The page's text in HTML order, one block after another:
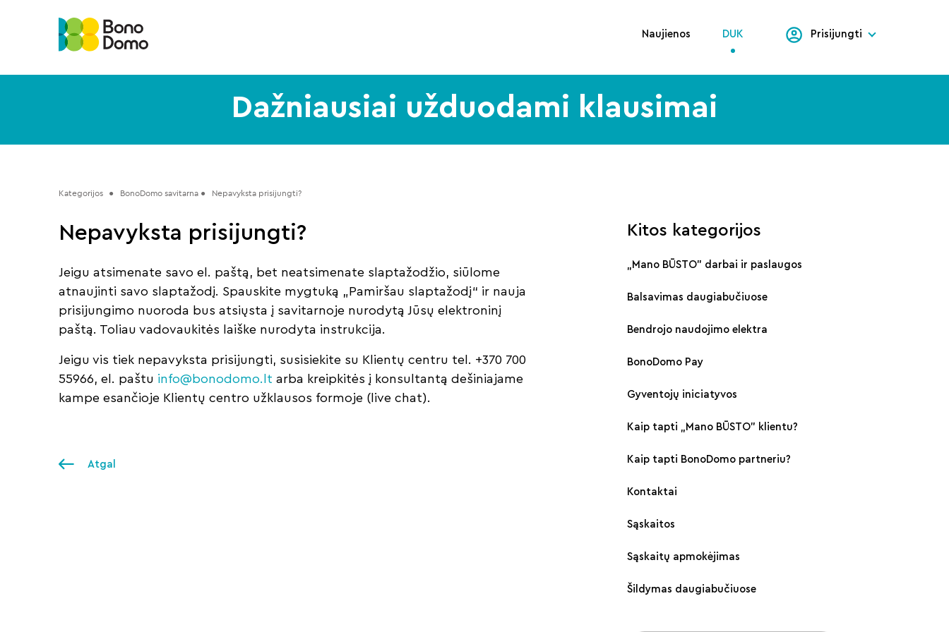
Naujienos DUK Prisijungti
Dažniausiai užduodami klausimai
Kategorijos ●   BonoDomo savitarna ● Nepavyksta prisijungti?
Nepavyksta prisijungti?
Jeigu atsimenate savo el. paštą, bet neatsimenate slaptažodžio, siūlome
atnaujinti savo slaptažodį. Spauskite mygtuką „Pamiršau slaptažodį“ ir nauja
prisijungimo nuoroda bus atsiųsta į savitarnoje nurodytą Jūsų elektroninį
paštą. Toliau vadovaukitės laiške nurodyta instrukcija.
Jeigu vis tiek nepavyksta prisijungti, susisiekite su Klientų centru tel. +370 700
55966, el. paštu info@bonodomo.lt arba kreipkitės į konsultantą dešiniajame
kampe esančioje Klientų centro užklausos formoje (live chat).
Atgal
Kitos kategorijos
„Mano BŪSTO" darbai ir paslaugos
Balsavimas daugiabučiuose
Bendrojo naudojimo elektra
BonoDomo Pay
Gyventojų iniciatyvos
Kaip tapti „Mano BŪSTO" klientu?
Kaip tapti BonoDomo partneriu?
Kontaktai
Sąskaitos
Sąskaitų apmokėjimas
Šildymas daugiabučiuose